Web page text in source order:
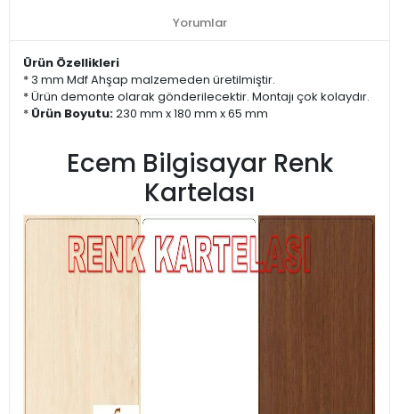
Yorumlar
Ürün Özellikleri
* 3 mm Mdf Ahşap malzemeden üretilmiştir.
* Ürün demonte olarak gönderilecektir. Montajı çok kolaydır.
* Ürün Boyutu:230 mm x 180 mm x 65 mm
Ecem Bilgisayar Renk
Kartelası